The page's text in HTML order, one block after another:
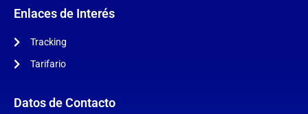
Enlaces de Interés
Tracking
Tarifario
Datos de Contacto